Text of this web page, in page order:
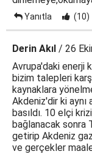
Yanıtla (10)
Derin Akıl / 26
Avrupa'daki enerji
bizim talepleri
kaynaklara
Akdeniz'dir ki aynı
basıldı. 10 elçi
bağlanacak sonra
getirip Akdeniz
ve gerçekler